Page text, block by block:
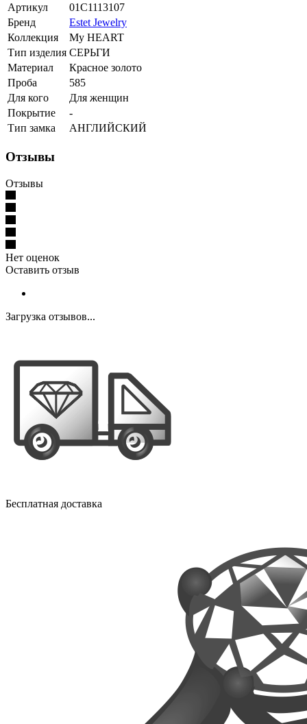
Артикул
01С1113107
Бренд
Estet Jewelry
Коллекция
My HEART
Тип изделия СЕРЬГИ
Материал
Красное золото
Проба
585
Для кого
Для женщин
Покрытие
-
Тип замка
АНГЛИЙСКИЙ
Отзывы
Отзывы
Нет оценок
Оставить отзыв
Загрузка отзывов...
Бесплатная доставка